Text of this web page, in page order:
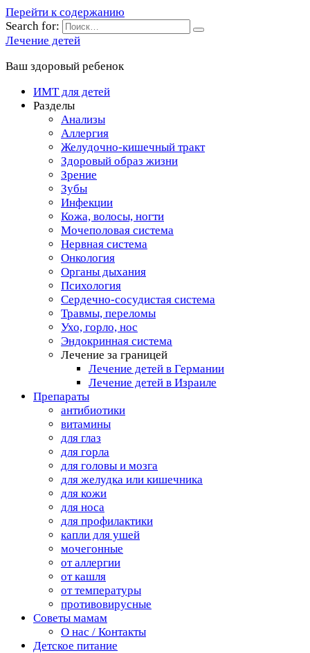
Перейти к содержанию
Search for:
Лечение детей
Ваш здоровый ребенок
ИМТ для детей
Разделы
Анализы
Аллергия
Желудочно-кишечный тракт
Здоровый образ жизни
Зрение
Зубы
Инфекции
Кожа, волосы, ногти
Мочеполовая система
Нервная система
Онкология
Органы дыхания
Психология
Сердечно-сосудистая система
Травмы, переломы
Ухо, горло, нос
Эндокринная система
Лечение за границей
Лечение детей в Германии
Лечение детей в Израиле
Препараты
антибиотики
витамины
для глаз
для горла
для головы и мозга
для желудка или кишечника
для кожи
для носа
для профилактики
капли для ушей
мочегонные
от аллергии
от кашля
от температуры
противовирусные
Советы мамам
О нас / Контакты
Детское питание